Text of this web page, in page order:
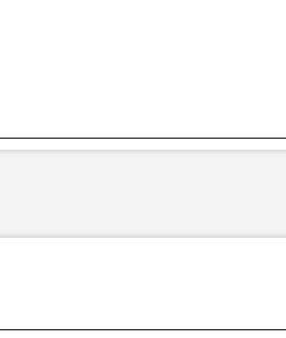
line
dạng thấp — phù hợp cho việc theo
kết nối dễ dàng với bất kỳ